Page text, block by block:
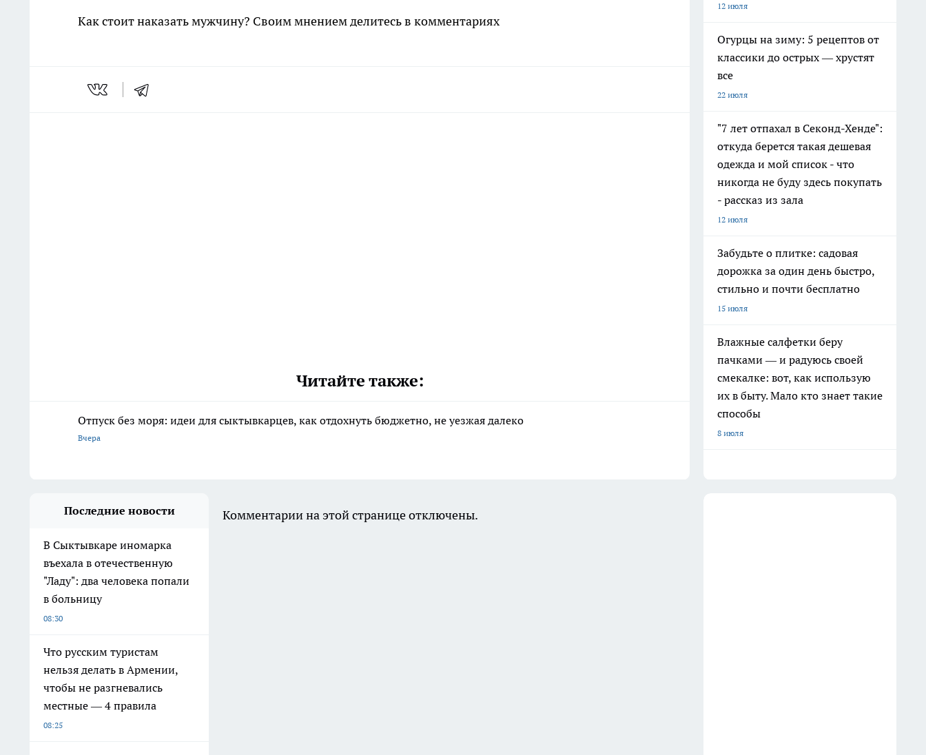
Как стоит наказать мужчину? Своим мнением делитесь в комментариях
Читайте также:
Отпуск без моря: идеи для сыктывкарцев, как отдохнуть бюджетно, не уезжая далеко
Вчера
12 июля
Огурцы на зиму: 5 рецептов от
классики до острых — хрустят
все
22 июля
"7 лет отпахал в Секонд-Хенде":
откуда берется такая дешевая
одежда и мой список - что
никогда не буду здесь покупать
- рассказ из зала
12 июля
Забудьте о плитке: садовая
дорожка за один день быстро,
стильно и почти бесплатно
15 июля
Влажные салфетки беру
пачками — и радуюсь своей
смекалке: вот, как использую
их в быту. Мало кто знает такие
способы
8 июля
Последние новости
В Сыктывкаре иномарка
въехала в отечественную
"Ладу": два человека попали
в больницу
08:30
Что русским туристам
нельзя делать в Армении,
чтобы не разгневались
местные — 4 правила
08:25
Комментарии на этой странице отключены.